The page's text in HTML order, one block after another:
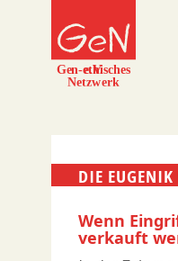
DIE
Wenn
verkauft